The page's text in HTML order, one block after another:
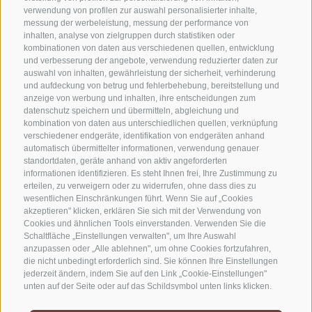
verwendung von profilen zur auswahl personalisierter inhalte,
messung der werbeleistung, messung der performance von
inhalten, analyse von zielgruppen durch statistiken oder
kombinationen von daten aus verschiedenen quellen, entwicklung
und verbesserung der angebote, verwendung reduzierter daten zur
auswahl von inhalten, gewährleistung der sicherheit, verhinderung
und aufdeckung von betrug und fehlerbehebung, bereitstellung und
anzeige von werbung und inhalten, ihre entscheidungen zum
datenschutz speichern und übermitteln, abgleichung und
kombination von daten aus unterschiedlichen quellen, verknüpfung
verschiedener endgeräte, identifikation von endgeräten anhand
automatisch übermittelter informationen, verwendung genauer
standortdaten, geräte anhand von aktiv angeforderten
informationen identifizieren. Es steht Ihnen frei, Ihre Zustimmung zu
erteilen, zu verweigern oder zu widerrufen, ohne dass dies zu
wesentlichen Einschränkungen führt. Wenn Sie auf „Cookies
akzeptieren" klicken, erklären Sie sich mit der Verwendung von
Cookies und ähnlichen Tools einverstanden. Verwenden Sie die
Schaltfläche „Einstellungen verwalten", um Ihre Auswahl
anzupassen oder „Alle ablehnen", um ohne Cookies fortzufahren,
die nicht unbedingt erforderlich sind. Sie können Ihre Einstellungen
jederzeit ändern, indem Sie auf den Link „Cookie-Einstellungen"
unten auf der Seite oder auf das Schildsymbol unten links klicken.
KONTAKTIERE UNS
+39 0472 765325
info@sterzing.com
NEWSLETTER
Bleib am Laufenden
Newsletter Anmelden